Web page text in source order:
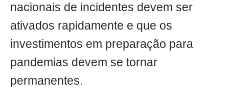
nacionais de incidentes devem ser
ativados rapidamente e que os
investimentos em preparação para
pandemias devem se tornar
permanentes.